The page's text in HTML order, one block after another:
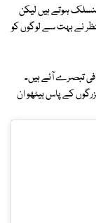
ہوتے ہیں لیکن
نے بہت سے لوگوں کو
تبصرے آئے ہیں۔
کے پاس بیٹھو ان